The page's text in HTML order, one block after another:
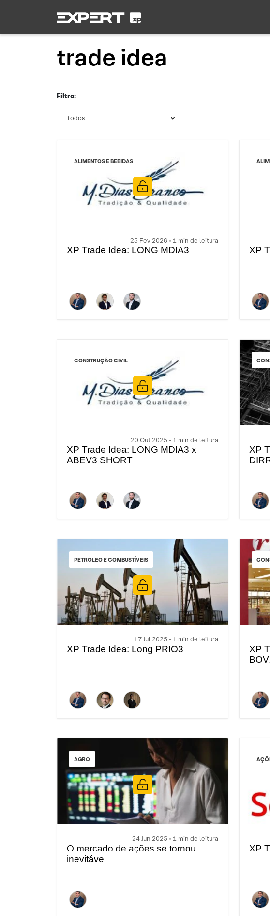
trade idea
Filtro:
Todos
ALIMENTOS E BEBIDAS
25 Fev 2026 • 1 min de leitura
XP Trade Idea: LONG MDIA3 XP
CONSTRUÇÃO CIVIL
20 Out 2025 • 1 min de leitura
XP Trade Idea: LONG MDIA3 x
ABEV3 SHORT
XP
PETRÓLEO E COMBUSTÍVEIS
17 Jul 2025 • 1 min de leitura
XP Trade Idea: Long PRIO3
XP
AGRO
24 Jun 2025 • 1 min de leitura
O mercado de ações se tornou
inevitável
XP